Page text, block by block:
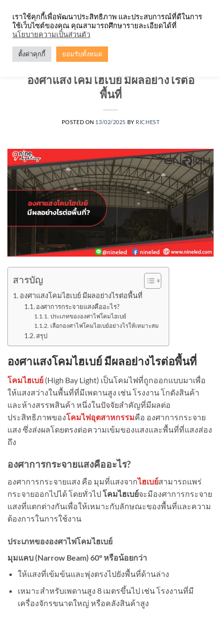
content
องศาแสงโคมไฮเบย์ มีผลอย่างไรต่อ
พื้นที่
POSTED ON 13/02/2025 BY RICHEST
สารบัญ
องศาแสงโคมไฮเบย์ มีผลอย่างไรต่อพื้นที่
องศาการกระจายแสงคืออะไร?
ประเภทขององศาไฟโคมไฮเบย์
เลือกองศาไฟโคมไฮเบย์อย่างไรให้เหมาะสม
สรุป
องศาแสงโคมไฮเบย์ มีผลอย่างไรต่อพื้นที่
โคมไฮเบย์ (High Bay Light) เป็นโคมไฟที่ถูกออกแบบมาเพื่อ
ให้แสงสว่างในพื้นที่ที่มีเพดานสูง เช่น โรงงาน โกดังสินค้า
และห้างสรรพสินค้า หนึ่งในปัจจัยสำคัญที่มีผลต่อ
ประสิทธิภาพของโคมไฟอุตสาหกรรมคือ องศาการกระจาย
แสง ซึ่งส่งผลโดยตรงต่อความเข้มของแสงและพื้นที่ที่แสงส่อง
ถึง
องศาการกระจายแสงคืออะไร?
องศาการกระจายแสง คือ มุมที่แสงจากไฮเบย์สามารถแพร่
กระจายออกไปได้ โดยทั่วไปโคมไฮเบย์จะมีองศาการกระจาย
แสงที่แตกต่างกันเพื่อให้เหมาะกับลักษณะของพื้นที่และความ
ต้องการในการใช้งาน
ประเภทขององศาไฟโคมไฮเบย์
มุมแคบ (Narrow Beam) 60° หรือน้อยกว่า
ให้แสงที่เข้มข้นและพุ่งตรงไปยังพื้นที่ด้านล่าง
เหมาะสำหรับเพดานสูง 8 เมตรขึ้นไป เช่น โรงงานที่มี
เครื่องจักรขนาดใหญ่ หรือคลังสินค้าสูง
เราใช้คุกกี้เพื่อพัฒนาประสิทธิภาพ และประสบการณ์ที่ดีในการ
ใช้เว็บไซต์ของคุณ คุณสามารถศึกษารายละเอียดได้ที่
นโยบายความเป็นส่วนตัว
ตั้งค่าคุกกี้ ยอมรับทั้งหมด